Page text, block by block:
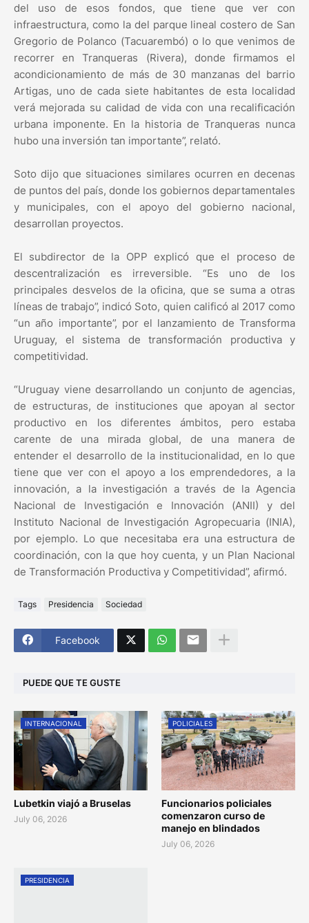
del uso de esos fondos, que tiene que ver con
infraestructura, como la del parque lineal costero de San
Gregorio de Polanco (Tacuarembó) o lo que venimos de
recorrer en Tranqueras (Rivera), donde firmamos el
acondicionamiento de más de 30 manzanas del barrio
Artigas, uno de cada siete habitantes de esta localidad
verá mejorada su calidad de vida con una recalificación
urbana imponente. En la historia de Tranqueras nunca
hubo una inversión tan importante”, relató.
Soto dijo que situaciones similares ocurren en decenas
de puntos del país, donde los gobiernos departamentales
y municipales, con el apoyo del gobierno nacional,
desarrollan proyectos.
El subdirector de la OPP explicó que el proceso de
descentralización es irreversible. “Es uno de los
principales desvelos de la oficina, que se suma a otras
líneas de trabajo”, indicó Soto, quien calificó al 2017 como
“un año importante”, por el lanzamiento de Transforma
Uruguay, el sistema de transformación productiva y
competitividad.
“Uruguay viene desarrollando un conjunto de agencias,
de estructuras, de instituciones que apoyan al sector
productivo en los diferentes ámbitos, pero estaba
carente de una mirada global, de una manera de
entender el desarrollo de la institucionalidad, en lo que
tiene que ver con el apoyo a los emprendedores, a la
innovación, a la investigación a través de la Agencia
Nacional de Investigación e Innovación (ANII) y del
Instituto Nacional de Investigación Agropecuaria (INIA),
por ejemplo. Lo que necesitaba era una estructura de
coordinación, con la que hoy cuenta, y un Plan Nacional
de Transformación Productiva y Competitividad”, afirmó.
Tags Presidencia Sociedad
Facebook
PUEDE QUE TE GUSTE
INTERNACIONAL
Lubetkin viajó a Bruselas
July 06, 2026
POLICIALES
Funcionarios policiales
comenzaron curso de
manejo en blindados
July 06, 2026
PRESIDENCIA